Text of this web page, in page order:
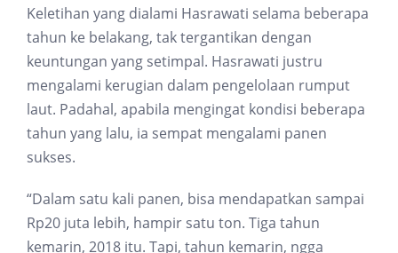
Keletihan yang dialami Hasrawati selama beberapa
tahun ke belakang, tak tergantikan dengan
keuntungan yang setimpal. Hasrawati justru
mengalami kerugian dalam pengelolaan rumput
laut. Padahal, apabila mengingat kondisi beberapa
tahun yang lalu, ia sempat mengalami panen
sukses.
“Dalam satu kali panen, bisa mendapatkan sampai
Rp20 juta lebih, hampir satu ton. Tiga tahun
kemarin, 2018 itu. Tapi, tahun kemarin, ngga